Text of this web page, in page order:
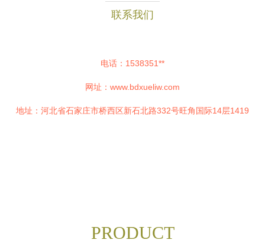
联系我们
电话：1538351**
网址： www.bdxueliw.com
地址：河北省石家庄市桥西区新石北路332号旺角国际14层1419
PRODUCT